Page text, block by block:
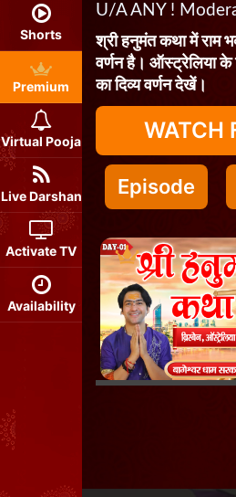
Shorts
Premium
Virtual Pooja
Live Darshan
Activate TV
Availability
U/A ANY !
श्री हनुमंत कथा में राम
वर्णन है। ऑस्ट्रेलिया के
का दिव्य वर्णन देखें।
WATCH
Episode